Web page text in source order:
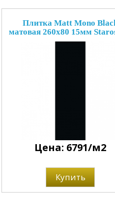
Плитка Matt Mono
матовая 260x80 15мм
Цена: 6791/м2
Купить